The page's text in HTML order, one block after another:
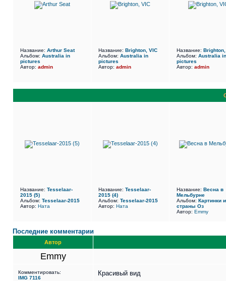
Название: Arthur Seat
Альбом: Australia in
pictures
Автор: admin
Название: Brighton, VIC
Альбом: Australia in
pictures
Автор: admin
Название: Brighton,
Альбом: Australia in
pictures
Автор: admin
Название: Tesselaar-
2015 (5)
Альбом: Tesselaar-2015
Автор: Ната
Название: Tesselaar-
2015 (4)
Альбом: Tesselaar-2015
Автор: Ната
Название: Весна в
Мельбурне
Альбом: Картинки
страны Оз
Автор: Emmy
Последние комментарии
Автор
Emmy
Комментировать:
IMG 7116
Красивый вид